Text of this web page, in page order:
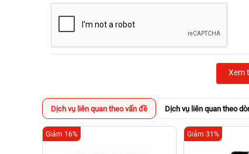
Xem
Dịch vụ liên quan theo vấn đề Dịch vụ liên quan theo
Giảm 16% Giảm 31%